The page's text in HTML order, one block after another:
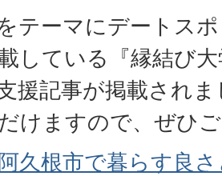
をテーマにデートス
している『縁結び
援記事が掲載され
けますので、ぜひ
久根市で暮らす良